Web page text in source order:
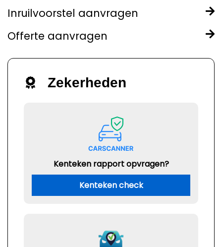
Inruilvoorstel aanvragen
Offerte aanvragen
Zekerheden
Kenteken rapport opvragen?
Kenteken check